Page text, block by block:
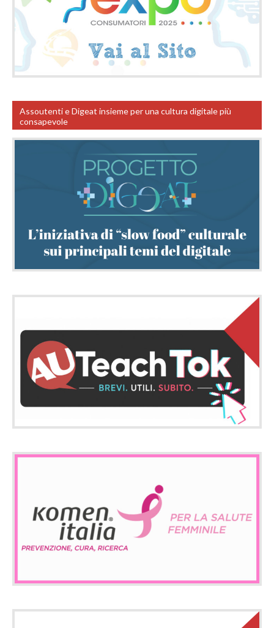
Assoutenti e Digeat insieme per una cultura digitale più
consapevole